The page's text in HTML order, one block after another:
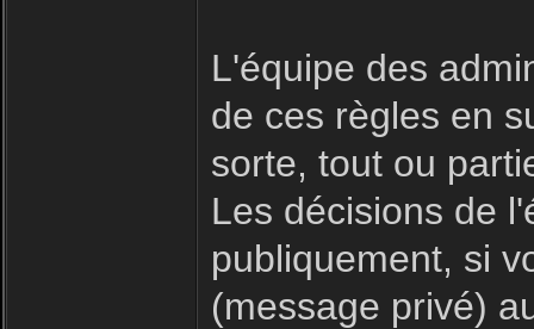
L'équipe des
de ces règles en
sorte, tout ou
Les décisions de
publiquement, si
(message privé)